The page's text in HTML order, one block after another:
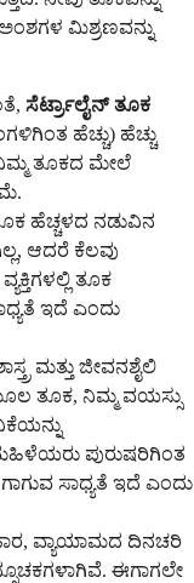
ಅಂಶಗಳ ಮಿಶ್ರಣವನ್ನು
ಸೆರ್ಟ್ರಾಲೈನ್ ತೂಕ
ಹೆಚ್ಚು) ಹೆಚ್ಚು
ತೂಕದ ಮೇಲೆ
ಹೆಚ್ಚಳದ ನಡುವಿನ
ಆದರೆ ಕೆಲವು
ತೂಕ
ಇದೆ ಎಂದು
ಮತ್ತು ಜೀವನಶೈಲಿ
ತೂಕ, ನಿಮ್ಮ ವಯಸ್ಸು
ಪುರುಷರಿಗಿಂತ
ಸಾಧ್ಯತೆ ಇದೆ ಎಂದು
ವ್ಯಾಯಾಮದ ದಿನಚರಿ
ಈಗಾಗಲೇ